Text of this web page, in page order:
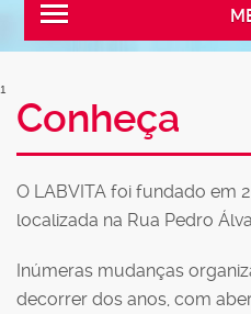
1
Conheça
O LABVITA foi fundado em
localizada na Rua Pedro
Inúmeras mudanças
decorrer dos anos, com